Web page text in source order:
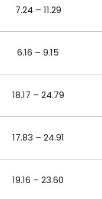
7.24 – 11.29
6.16 – 9.15
18.17 – 24.79
17.83 – 24.91
19.16 – 23.60